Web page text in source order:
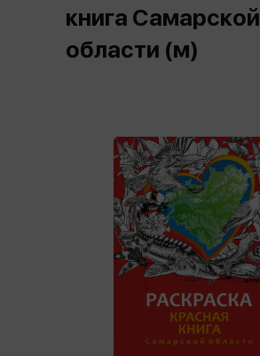
книга Самарской
области (м)